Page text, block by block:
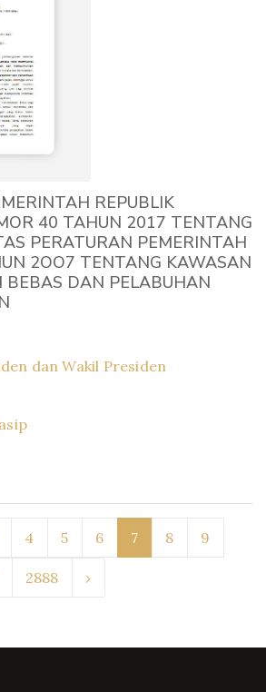
REPUBLIK
40 TAHUN 2017 TENTANG
PERATURAN PEMERINTAH
2OO7 TENTANG KAWASAN
BEBAS DAN PELABUHAN
dan Wakil Presiden
4 5 6 7 8 9
2888 ›